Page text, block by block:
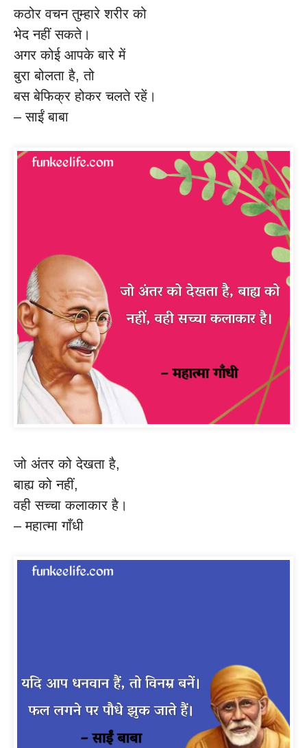
कठोर वचन तुम्हारे शरीर को
भेद नहीं सकते।
अगर कोई आपके बारे में
बुरा बोलता है, तो
बस बेफिक्र होकर चलते रहें।
– साईं बाबा
जो अंतर को देखता है,
बाह्य को नहीं,
वही सच्चा कलाकार है।
– महात्मा गाँधी